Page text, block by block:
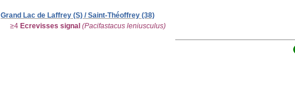
Grand Lac de Laffrey (S) / Saint-Théoffrey (38)
≥4 Ecrevisses signal (Pacifastacus leniusculus)